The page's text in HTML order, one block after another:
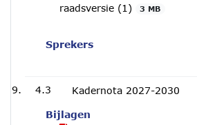
raadsversie (1)
3 MB
Sprekers
4.3 Kadernota 2027-2030
Bijlagen